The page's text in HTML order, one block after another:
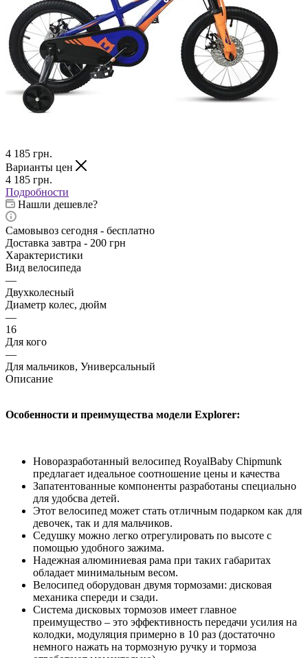
4 185 грн.
Варианты цен
4 185 грн.
Подробности
Нашли дешевле?
Самовывоз сегодня - бесплатно
Доставка завтра - 200 грн
Характеристики
Вид велосипеда
—
Двухколесный
Диаметр колес, дюйм
—
16
Для кого
—
Для мальчиков, Универсальный
Описание
Особенности и преимущества модели Explorer:
Новоразработанный велосипед RoyalBaby Chipmunk
предлагает идеальное соотношение цены и качества
Запатентованные компоненты разработаны специально
для удобсва детей.
Этот велосипед может стать отличным подарком как для
девочек, так и для мальчиков.
Седушку можно легко отрегулировать по высоте с
помощью удобного зажима.
Надежная алюминиевая рама при таких габаритах
обладает минимальным весом.
Велосипед оборудован двумя тормозами: дисковая
механика спереди и сзади.
Система дисковых тормозов имеет главное
преимущество – это эффективность передачи усилия на
колодки, модуляция примерно в 10 раз (достаточно
немного нажать на тормозную ручку и тормоза